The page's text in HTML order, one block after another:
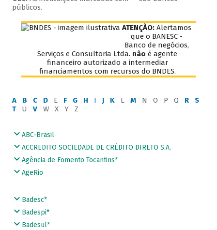
públicos.
ATENÇÃO: Alertamos
que o BANESC -
Banco de negócios,
Serviços e Consultoria Ltda. não é agente
financeiro autorizado a intermediar
financiamentos com recursos do BNDES.
A B C DE F G H I J KL MN O P Q R
S
TU VW X Y Z
ABC-Brasil
ACCREDITO SOCIEDADE DE CRÉDITO DIRETO S.A.
Agência de Fomento Tocantins*
AgeRio
Badesc*
Badespi*
Badesul*